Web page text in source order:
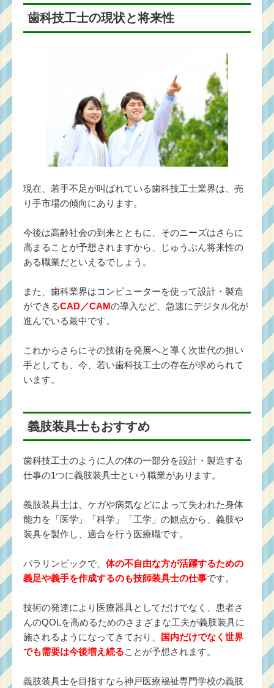
歯科技工士の現状と将来性
現在、若手不足が叫ばれている歯科技工士業界は、売
り手市場の傾向にあります。
今後は高齢社会の到来とともに、そのニーズはさらに
高まることが予想されますから、じゅうぶん将来性の
ある職業だといえるでしょう。
また、歯科業界はコンピューターを使って設計・製造
ができるCAD／CAMの導入など、急速にデジタル化が
進んでいる最中です。
これからさらにその技術を発展へと導く次世代の担い
手としても、今、若い歯科技工士の存在が求められて
います。
義肢装具士もおすすめ
歯科技工士のように人の体の一部分を設計・製造する
仕事の1つに義肢装具士という職業があります。
義肢装具士は、ケガや病気などによって失われた身体
能力を「医学」「科学」「工学」の観点から、義肢や
装具を製作し、適合を行う医療職です。
パラリンピックで、 体の不自由な方が活躍するための
義足や義手を作成するのも技師装具士の仕事です。
技術の発達により医療器具としてだけでなく、患者さ
んのQOLを高めるためのさまざまな工夫が義肢装具に
施されるようになってきており、
国内だけでなく世界
でも需要は今後増え続ることが予想されます。
義肢装具士を目指すなら神戸医療福祉専門学校の義肢